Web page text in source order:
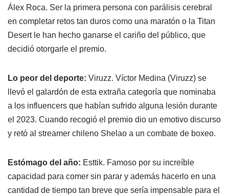
Álex Roca. Ser la primera persona con parálisis cerebral
en completar retos tan duros como una maratón o la Titan
Desert le han hecho ganarse el cariño del público, que
decidió otorgarle el premio.
Lo peor del deporte: Viruzz. Víctor Medina (Viruzz) se
llevó el galardón de esta extraña categoría que nominaba
a los influencers que habían sufrido alguna lesión durante
el 2023. Cuando recogió el premio dio un emotivo discurso
y retó al streamer chileno Shelao a un combate de boxeo.
Estómago del año: Esttik. Famoso por su increíble
capacidad para comer sin parar y además hacerlo en una
cantidad de tiempo tan breve que sería impensable para el